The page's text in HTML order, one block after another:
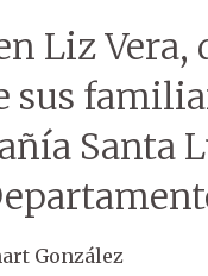
Liz Vera,
sus
Santa
González